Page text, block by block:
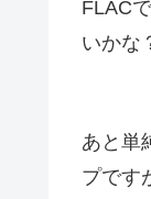
FLAC
いかな
あと単
プです